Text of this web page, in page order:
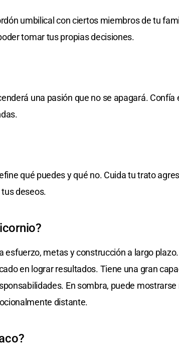
umbilical con ciertos miembros de tu
tomar tus propias decisiones.
una pasión que no se apagará.
qué puedes y qué no. Cuida tu trato
deseos.
esfuerzo, metas y construcción a largo
en lograr resultados. Tiene una gran
En sombra, puede
distante.